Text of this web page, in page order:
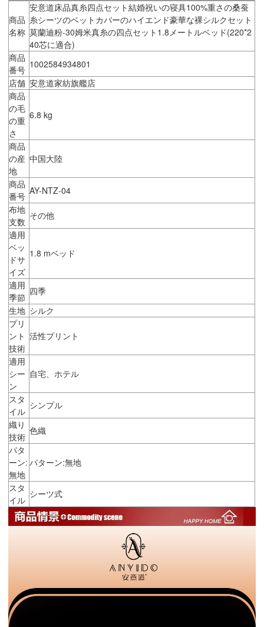
商品
名称
安意道床品真糸四点セット結婚祝いの寝具100%重さの桑蚕
糸シーツのベットカバーのハイエンド豪華な裸シルクセット
莫蘭迪粉-30姆米真糸の四点セット1.8メートルベッド(220*2
40芯に適合)
商品
番号 1002584934801
店舗 安意道家紡旗艦店
商品
の毛
の重
さ
6.8 kg
商品
の産
地
中国大陸
商品
番号 AY-NTZ-04
布地
支数
その他
適用
ベッ
ドサ
イズ
1.8 mベッド
適用
季節
四季
生地 シルク
プリ
ント
技術
活性プリント
適用
シー
ン
自宅、ホテル
スタ
イル
シンプル
織り
技術
色織
パタ
ーン:
無地
パターン:無地
スタ
イル
シーツ式